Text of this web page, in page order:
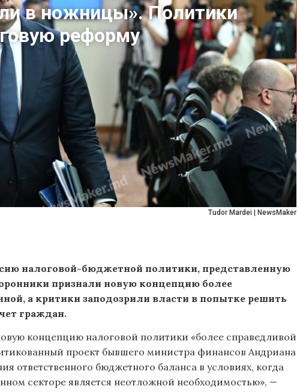
Tudor Mardei | NewsMaker
в ножницы». Политики
реформу
налоговой-бюджетной политики, представленную
признали новую концепцию более
а критики заподозрили власти в попытке решить
граждан.
концепцию налоговой политики «более справедливой
проект бывшего министра финансов Андриана
ответственного бюджетного баланса в условиях, когда
секторе является неотложной необходимостью», —